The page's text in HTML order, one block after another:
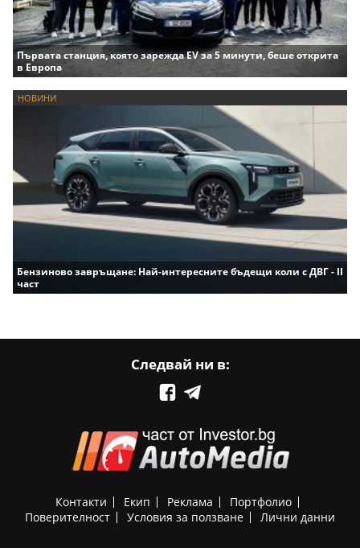
Първата станция, която зарежда EV за 5 минути, беше открита
в Европа
НОВИНИ
Бензиново завръщане: Най-интересните бъдещи коли с ДВГ - II
част
Следвай ни в:
Контакти Екип Реклама
Портфолио
Поверителност
Условия за ползване Лични данни